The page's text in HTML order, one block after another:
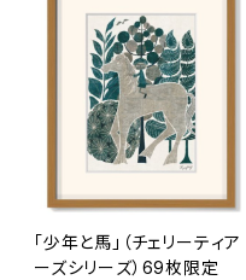
「少年と馬」（チェリーティア
ーズシリーズ）69枚限定